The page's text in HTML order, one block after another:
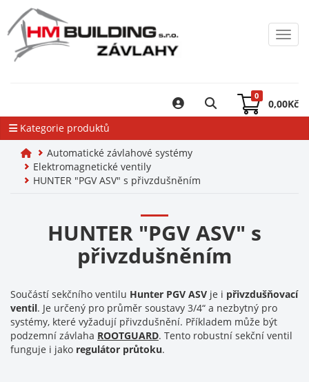
0
0,00Kč
Kategorie produktů
Automatické závlahové systémy
Elektromagnetické ventily
HUNTER "PGV ASV" s přivzdušněním
HUNTER "PGV ASV" s
přivzdušněním
Součástí sekčního ventilu Hunter PGV ASV je i přivzdušňovací
ventil. Je určený pro průměr soustavy 3/4“ a nezbytný pro
systémy, které vyžadují přivzdušnění. Příkladem může být
podzemní závlaha ROOTGUARD. Tento robustní sekční ventil
funguje i jako regulátor průtoku.